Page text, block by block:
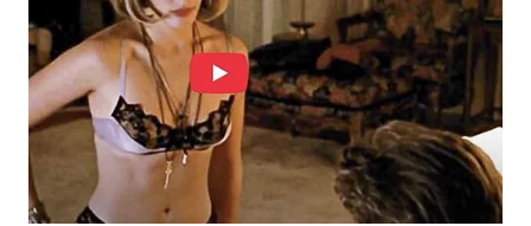
WN
PRIANGAN
TIMUR
WN
SEMARANG